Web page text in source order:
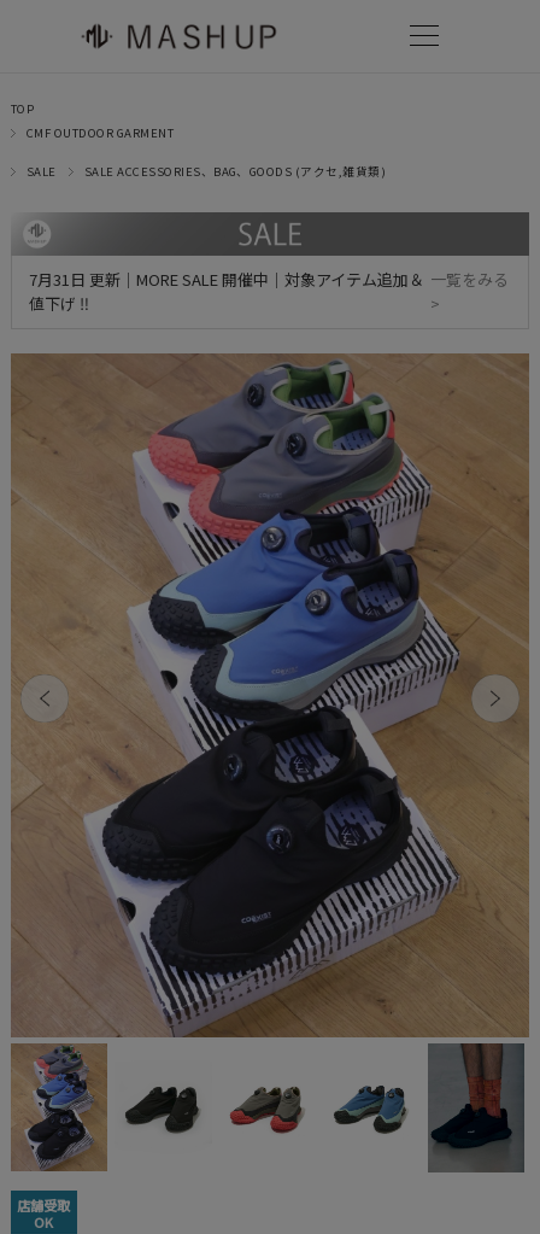
TOP
CMF OUTDOOR GARMENT
SALE SALE ACCESSORIES、BAG、GOODS (アクセ,雑貨類)
7月31日 更新｜MORE SALE 開催中｜対象アイテム追加＆
値下げ ‼
一覧をみる
>
店舗受取
OK